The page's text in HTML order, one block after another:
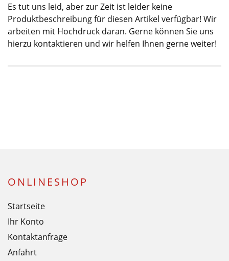
Es tut uns leid, aber zur Zeit ist leider keine
Produktbeschreibung für diesen Artikel verfügbar! Wir
arbeiten mit Hochdruck daran. Gerne können Sie uns
hierzu kontaktieren und wir helfen Ihnen gerne weiter!
ONLINESHOP
Startseite
Ihr Konto
Kontaktanfrage
Anfahrt